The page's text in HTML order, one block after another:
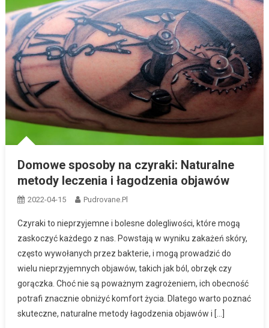
Domowe sposoby na czyraki: Naturalne
metody leczenia i łagodzenia objawów
2022-04-15 Pudrovane.pl
Czyraki to nieprzyjemne i bolesne dolegliwości, które mogą
zaskoczyć każdego z nas. Powstają w wyniku zakażeń skóry,
często wywołanych przez bakterie, i mogą prowadzić do
wielu nieprzyjemnych objawów, takich jak ból, obrzęk czy
gorączka. Choć nie są poważnym zagrożeniem, ich obecność
potrafi znacznie obniżyć komfort życia. Dlatego warto poznać
skuteczne, naturalne metody łagodzenia objawów i […]